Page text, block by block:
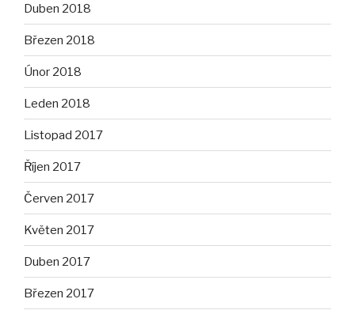
Duben 2018
Březen 2018
Únor 2018
Leden 2018
Listopad 2017
Říjen 2017
Červen 2017
Květen 2017
Duben 2017
Březen 2017